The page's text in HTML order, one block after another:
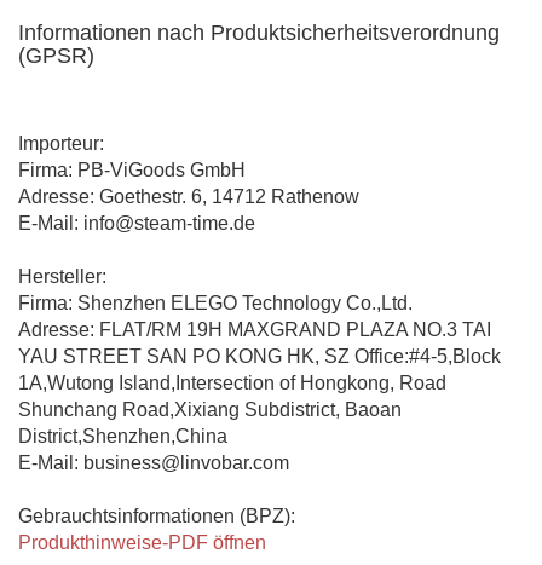
Informationen nach Produktsicherheitsverordnung
(GPSR)
Importeur:
Firma: PB-ViGoods GmbH
Adresse: Goethestr. 6, 14712 Rathenow
E-Mail: info@steam-time.de
Hersteller:
Firma: Shenzhen ELEGO Technology Co.,Ltd.
Adresse: FLAT/RM 19H MAXGRAND PLAZA NO.3 TAI
YAU STREET SAN PO KONG HK, SZ Office:#4-5,Block
1A,Wutong Island,Intersection of Hongkong, Road
Shunchang Road,Xixiang Subdistrict, Baoan
District,Shenzhen,China
E-Mail: business@linvobar.com
Gebrauchtsinformationen (BPZ):
Produkthinweise-PDF öffnen